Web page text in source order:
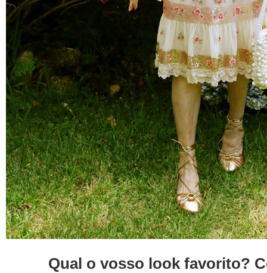
Qual o vosso look favorito?